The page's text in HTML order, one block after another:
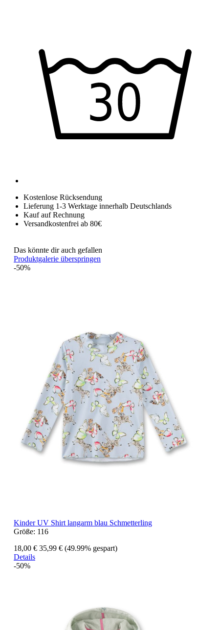
Kostenlose Rücksendung
Lieferung 1-3 Werktage innerhalb Deutschlands
Kauf auf Rechnung
Versandkostenfrei ab 80€
Das könnte dir auch gefallen
Produktgalerie überspringen
-50%
Kinder UV Shirt langarm blau Schmetterling
Größe: 116
18,00 € 35,99 € (49.99% gespart)
Details
-50%